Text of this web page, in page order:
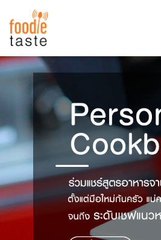
สูตรอาหาร
สูตรอาหารล่าสุด
Top Foodie
พาไปชิม
สารพันก้นครัว
เคล็ดลับน่ารู้
เปรียบเทียบหน่วยการตวง
เปรียบเทียบอุณหภูมิ
FoodPedia
สร้าง Cookbook